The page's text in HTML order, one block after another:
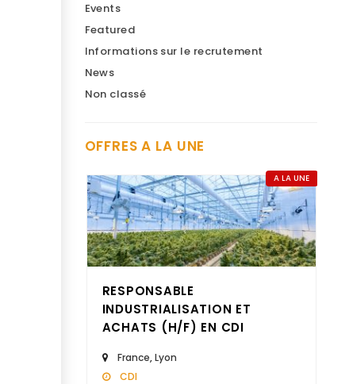
Events
Featured
Informations sur le recrutement
News
Non classé
OFFRES A LA UNE
A LA UNE
RESPONSABLE
INDUSTRIALISATION ET
ACHATS (H/F) EN CDI
France,Lyon
CDI